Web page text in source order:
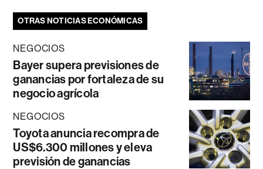
OTRAS NOTICIAS ECONÓMICAS
NEGOCIOS
Bayer supera previsiones de
ganancias por fortaleza de su
negocio agrícola
NEGOCIOS
Toyota anuncia recompra de
US$6.300 millones y eleva
previsión de ganancias